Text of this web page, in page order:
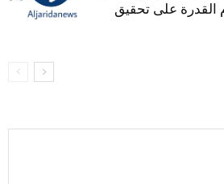
على تحقيق